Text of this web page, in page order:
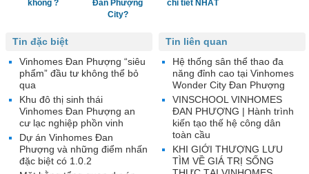
không ?
Đan Phượng
City?
chi tiết NHẤT
Tin liên quan
Hệ thống sân thể thao đa
năng đỉnh cao tại Vinhomes
Wonder City Đan Phượng
VINSCHOOL VINHOMES
ĐAN PHƯỢNG | Hành trình
kiến tạo thế hệ công dân
toàn cầu
KHI GIỚI THƯỢNG LƯU
TÌM VỀ GIÁ TRỊ SỐNG
Tin đặc biệt
Vinhomes Đan Phượng “siêu
phẩm” đầu tư không thể bỏ
qua
Khu đô thị sinh thái
Vinhomes Đan Phượng an
cư lạc nghiệp phồn vinh
Dự án Vinhomes Đan
Phượng và những điểm nhấn
đặc biệt có 1.0.2